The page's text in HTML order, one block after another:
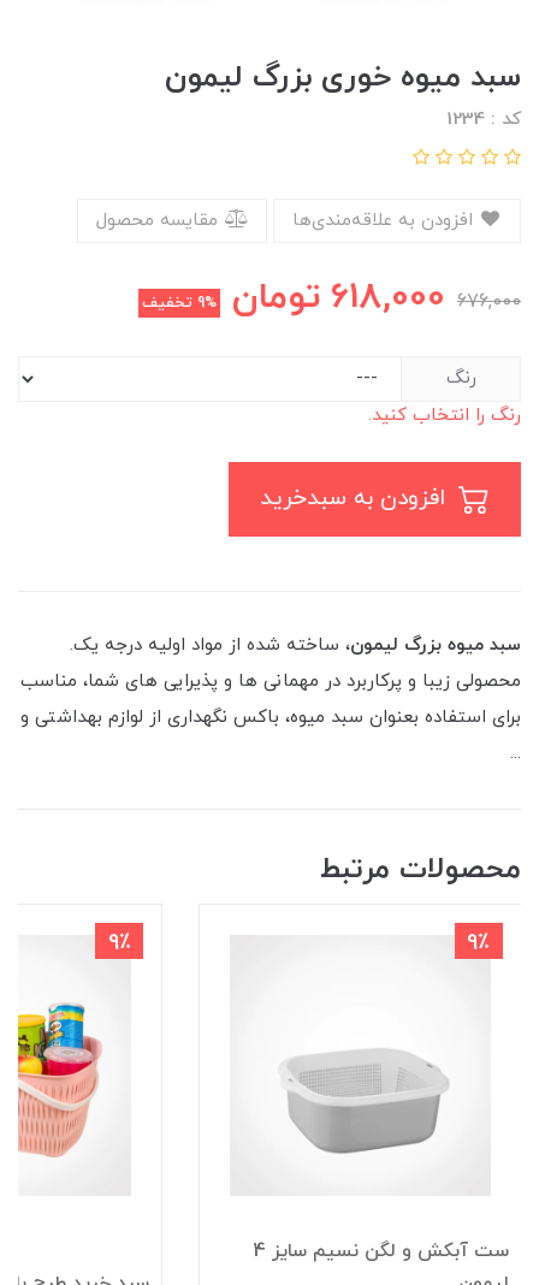
سبد میوه خوری بزرگ لیمون
کد : 1234
مقایسه محصول
676,000
618,000 تومان 9% تخفیف
رنگ
رنگ را انتخاب کنید.
سبد میوه بزرگ لیمون، ساخته شده از مواد اولیه درجه یک.
محصولی زیبا و پرکاربرد در مهمانی ها و پذیرایی های شما، مناسب
برای استفاده بعنوان سبد میوه، باکس نگهداری از لوازم بهداشتی و
...
محصولات مرتبط
9٪
ست آبکش و لگن نسیم سایز 4
9٪